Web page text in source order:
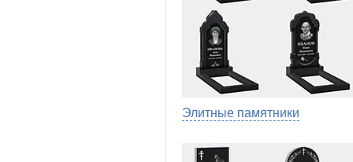
Элитные памятники